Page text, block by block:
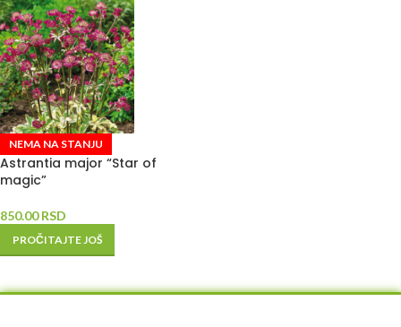
NEMA NA STANJU
Astrantia major “Star of
magic”
850.00RSD
PROČITAJTE JOŠ